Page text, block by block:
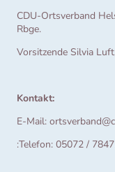
CDU-Ortsverband
Rbge.
Vorsitzende Silvia
Kontakt:
E-Mail:
:Telefon: 05072 /